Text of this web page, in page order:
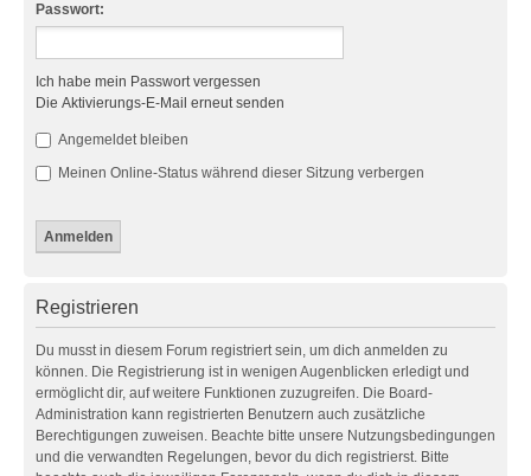
Passwort:
Ich habe mein Passwort vergessen
Die Aktivierungs-E-Mail erneut senden
Angemeldet bleiben
Meinen Online-Status während dieser Sitzung verbergen
Registrieren
Du musst in diesem Forum registriert sein, um dich anmelden zu
können. Die Registrierung ist in wenigen Augenblicken erledigt und
ermöglicht dir, auf weitere Funktionen zuzugreifen. Die Board-
Administration kann registrierten Benutzern auch zusätzliche
Berechtigungen zuweisen. Beachte bitte unsere Nutzungsbedingungen
und die verwandten Regelungen, bevor du dich registrierst. Bitte